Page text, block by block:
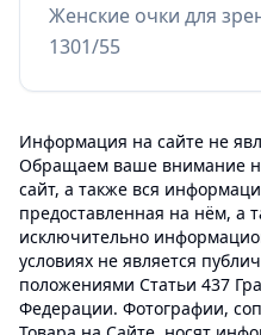
Женские очки для
1301/55
Информация на сайте не
Обращаем ваше внимание
сайт, а также вся
предоставленная на нём, а
исключительно
условиях не является
положениями Статьи 437
Федерации. Фотографии,